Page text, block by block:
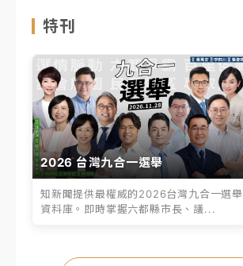
特刊
2026 台灣九合一選舉
知新聞提供最權威的2026台灣九合一選舉
資料庫。即時掌握六都縣市長、議...